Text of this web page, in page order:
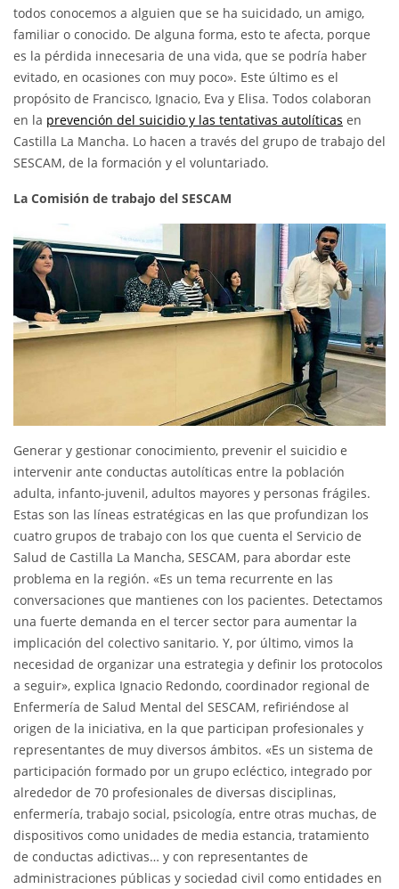
todos conocemos a alguien que se ha suicidado, un amigo,
familiar o conocido. De alguna forma, esto te afecta, porque
es la pérdida innecesaria de una vida, que se podría haber
evitado, en ocasiones con muy poco». Este último es el
propósito de Francisco, Ignacio, Eva y Elisa. Todos colaboran
en la prevención del suicidio y las tentativas autolíticas en
Castilla La Mancha. Lo hacen a través del grupo de trabajo del
SESCAM, de la formación y el voluntariado.
La Comisión de trabajo del SESCAM
Generar y gestionar conocimiento, prevenir el suicidio e
intervenir ante conductas autolíticas entre la población
adulta, infanto-juvenil, adultos mayores y personas frágiles.
Estas son las líneas estratégicas en las que profundizan los
cuatro grupos de trabajo con los que cuenta el Servicio de
Salud de Castilla La Mancha, SESCAM, para abordar este
problema en la región. «Es un tema recurrente en las
conversaciones que mantienes con los pacientes. Detectamos
una fuerte demanda en el tercer sector para aumentar la
implicación del colectivo sanitario. Y, por último, vimos la
necesidad de organizar una estrategia y definir los protocolos
a seguir», explica Ignacio Redondo, coordinador regional de
Enfermería de Salud Mental del SESCAM, refiriéndose al
origen de la iniciativa, en la que participan profesionales y
representantes de muy diversos ámbitos. «Es un sistema de
participación formado por un grupo ecléctico, integrado por
alrededor de 70 profesionales de diversas disciplinas,
enfermería, trabajo social, psicología, entre otras muchas, de
dispositivos como unidades de media estancia, tratamiento
de conductas adictivas… y con representantes de
administraciones públicas y sociedad civil como entidades en